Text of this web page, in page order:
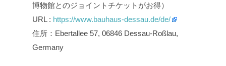
博物館とのジョイントチケットがお得）
URL : https://www.bauhaus-dessau.de/de/
住所：Ebertallee 57, 06846 Dessau-Roßlau,
Germany